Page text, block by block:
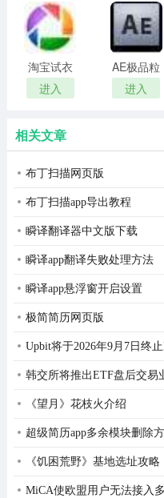
5、安装完成
remover(冰
点还原密
码清除器)
扫描软件)
淘宝试衣
服软件
进入
AE极品粒
子插件
(Trapcode
进入
相关文章
布丁扫描网页版
布丁扫描app导出教程
瞬译翻译器中文版下载
瞬译app翻译失败处理方法
瞬译app悬浮窗开启设置
极简简历网页版
Upbit将于2026年9月7日终
韩交所将推出ETF盘后交易
《望月》花枝火介绍
超级简历app多余模块删除
《饥困荒野》基地选址攻略
MiCA使欧盟用户无法接入